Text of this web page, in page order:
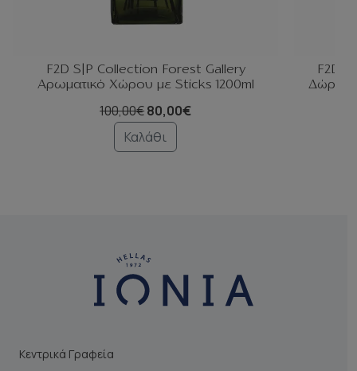
F2D S|P Collection Forest Gallery
Αρωματικό Χώρου με Sticks 1200ml
100,00€80,00€
Καλάθι
F2D
Δώρου
Κεντρικά Γραφεία